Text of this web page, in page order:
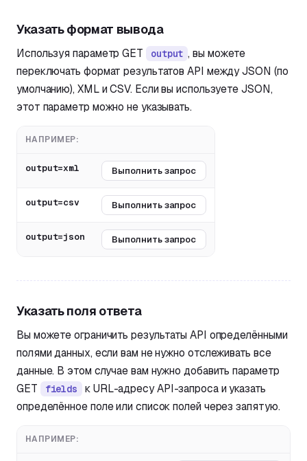
Указать формат вывода
Используя параметр GET output , вы можете
переключать формат результатов API между JSON (по
умолчанию), XML и CSV. Если вы используете JSON,
этот параметр можно не указывать.
НАПРИМЕР:
output=xml Выполнить запрос
output=csv Выполнить запрос
output=json Выполнить запрос
Указать поля ответа
Вы можете ограничить результаты API определёнными
полями данных, если вам не нужно отслеживать все
данные. В этом случае вам нужно добавить параметр
GET
fields
к URL-адресу API-запроса и указать
определённое поле или список полей через запятую.
НАПРИМЕР: